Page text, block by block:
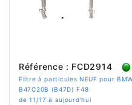
Référence : FCD2914
Filtre à particules NEUF pour
B47C20B (B47D) F48
de 11/17 à aujourd'hui